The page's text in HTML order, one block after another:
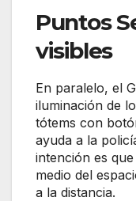
Puntos
visibles
En paralelo, el
iluminación de
tótems con
ayuda a la
intención es
medio del
a la distancia.